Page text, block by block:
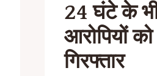
24 घंटे के
आरोपियों
गिरफ्तार